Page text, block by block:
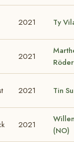
2021 Ty
2021
2021 Tin
2021
(NO)